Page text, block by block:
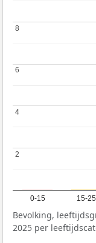
0-15 15-25
2
2
4
4
6
6
8
8
Bevolking,
2025 per